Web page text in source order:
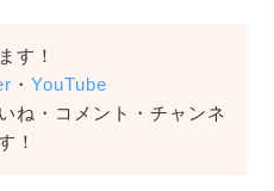
す！
・ YouTube
ね・コメント・チャンネ
！